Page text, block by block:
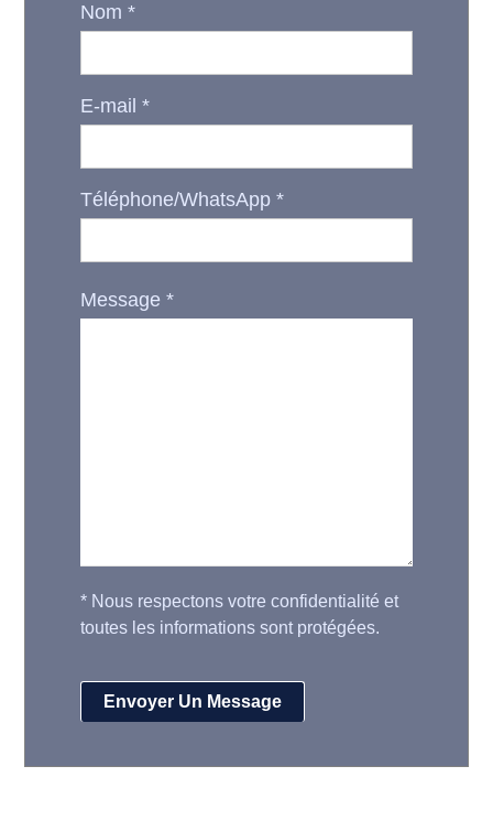
Nom*
E-mail*
Téléphone/WhatsApp*
Message*
* Nous respectons votre confidentialité et
toutes les informations sont protégées.